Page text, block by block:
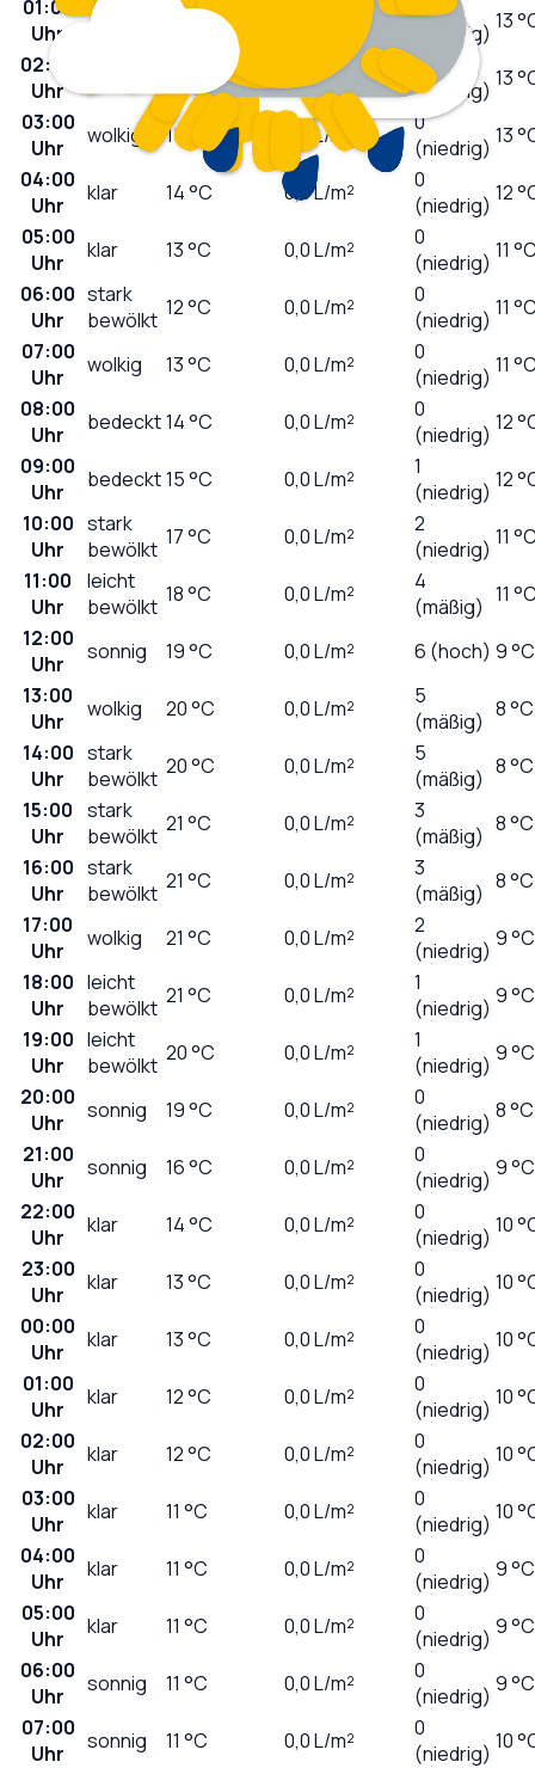
01:00
Uhr
stark
°C
(niedrig) 13
02:00
Uhr
L/m²
0
(niedrig) 13
03:00
Uhr
wolkig 15 L/m²
0
(niedrig) 13
04:00
Uhr
klar 14°C 0,0L/m²
0
(niedrig) 12
05:00
Uhr
klar 13°C 0,0L/m²
0
(niedrig) 11
06:00
Uhr
stark
bewölkt 12°C 0,0L/m²
0
(niedrig) 11
07:00
Uhr
wolkig 13°C 0,0L/m²
0
(niedrig) 11
08:00
Uhr
bedeckt14°C 0,0L/m²
0
(niedrig) 12
09:00
Uhr
bedeckt15°C 0,0L/m²
1
(niedrig) 12
10:00
Uhr
stark
bewölkt 17°C 0,0L/m²
2
(niedrig) 11
11:00
Uhr
leicht
bewölkt 18°C 0,0L/m²
4
(mäßig) 11
12:00
Uhr
sonnig 19°C 0,0L/m² 6 (hoch) 9 °C
13:00
Uhr
wolkig 20°C 0,0L/m²
5
(mäßig) 8 °C
14:00
Uhr
stark
bewölkt 20°C 0,0L/m²
5
(mäßig) 8 °C
15:00
Uhr
stark
bewölkt 21 °C 0,0L/m²
3
(mäßig) 8 °C
16:00
Uhr
stark
bewölkt 21 °C 0,0L/m²
3
(mäßig) 8 °C
17:00
Uhr
wolkig 21 °C 0,0L/m²
2
(niedrig) 9 °C
18:00
Uhr
leicht
bewölkt 21 °C 0,0L/m²
1
(niedrig) 9 °C
19:00
Uhr
leicht
bewölkt 20°C 0,0L/m²
1
(niedrig) 9 °C
20:00
Uhr
sonnig 19°C 0,0L/m²
0
(niedrig) 8 °C
21:00
Uhr
sonnig 16°C 0,0L/m²
0
(niedrig) 9 °C
22:00
Uhr
klar 14°C 0,0L/m²
0
(niedrig) 10
23:00
Uhr
klar 13°C 0,0L/m²
0
(niedrig) 10
00:00
Uhr
klar 13°C 0,0L/m²
0
(niedrig) 10
01:00
Uhr
klar 12°C 0,0L/m²
0
(niedrig) 10
02:00
Uhr
klar 12°C 0,0L/m²
0
(niedrig) 10
03:00
Uhr
klar 11 °C 0,0L/m²
0
(niedrig) 10
04:00
Uhr
klar 11 °C 0,0L/m²
0
(niedrig) 9 °C
05:00
Uhr
klar 11 °C 0,0L/m²
0
(niedrig) 9 °C
06:00
Uhr
sonnig 11 °C 0,0L/m²
0
(niedrig) 9 °C
07:00
Uhr
sonnig 11 °C 0,0L/m²
0
(niedrig) 10